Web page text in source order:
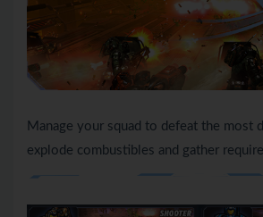
Manage your squad to defeat the most
explode combustibles and gather